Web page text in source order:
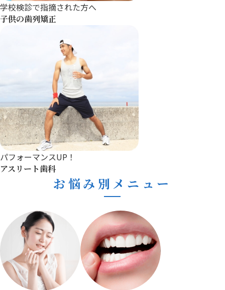
学校検診で指摘された方へ
子供の歯列矯正
パフォーマンスUP！
アスリート歯科
お悩み別メニュー